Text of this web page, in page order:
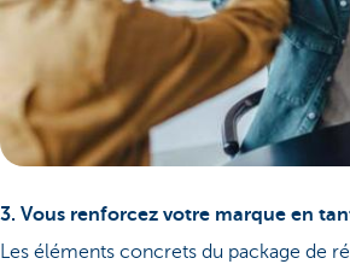
3. Vous renforcez votre marque en
Les éléments concrets du package de